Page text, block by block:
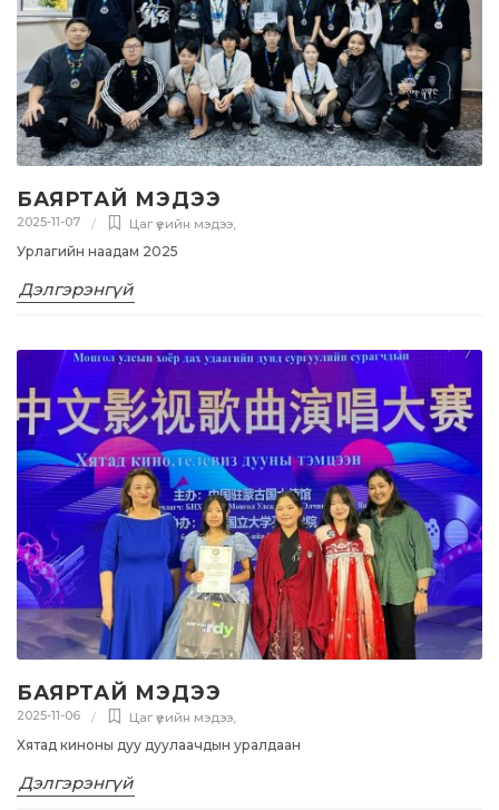
БАЯРТАЙ МЭДЭЭ
2025-11-07 Цаг үеийн мэдээ
Урлагийн наадам 2025
Дэлгэрэнгүй
БАЯРТАЙ МЭДЭЭ
2025-11-06 Цаг үеийн мэдээ,
Хятад киноны дуу дуулаачдын уралдаан
Дэлгэрэнгүй